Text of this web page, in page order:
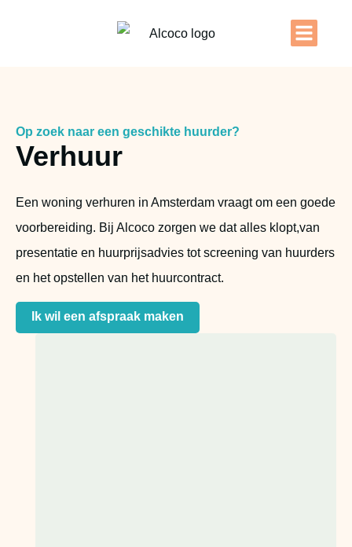
Op zoek naar een geschikte huurder?
Verhuur
Een woning verhuren in Amsterdam vraagt om een goede
voorbereiding. Bij Alcoco zorgen we dat alles klopt,van
presentatie en huurprijsadvies tot screening van huurders
en het opstellen van het huurcontract.
Ik wil een afspraak maken